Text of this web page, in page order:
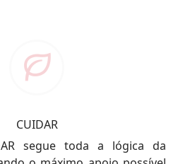
CUIDAR
segue toda a lógica da